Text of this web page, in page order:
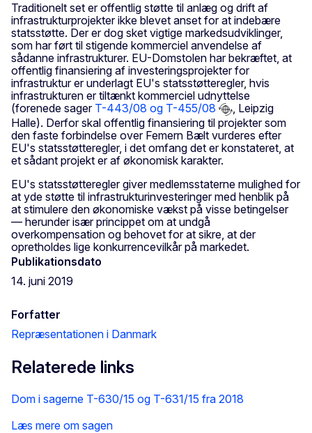
Traditionelt set er offentlig støtte til anlæg og drift af
infrastrukturprojekter ikke blevet anset for at indebære
statsstøtte. Der er dog sket vigtige markedsudviklinger,
som har ført til stigende kommerciel anvendelse af
sådanne infrastrukturer. EU-Domstolen har bekræftet, at
offentlig finansiering af investeringsprojekter for
infrastruktur er underlagt EU's statsstøtteregler, hvis
infrastrukturen er tiltænkt kommerciel udnyttelse
(forenede sager T-443/08 og T-455/08
, Leipzig
Halle). Derfor skal offentlig finansiering til projekter som
den faste forbindelse over Femern Bælt vurderes efter
EU's statsstøtteregler, i det omfang det er konstateret, at
et sådant projekt er af økonomisk karakter.
EU's statsstøtteregler giver medlemsstaterne mulighed for
at yde støtte til infrastrukturinvesteringer med henblik på
at stimulere den økonomiske vækst på visse betingelser
— herunder især princippet om at undgå
overkompensation og behovet for at sikre, at der
opretholdes lige konkurrencevilkår på markedet.
Publikationsdato
14. juni 2019
Forfatter
Repræsentationen i Danmark
Relaterede links
Dom i sagerne T-630/15 og T-631/15 fra 2018
Læs mere om sagen